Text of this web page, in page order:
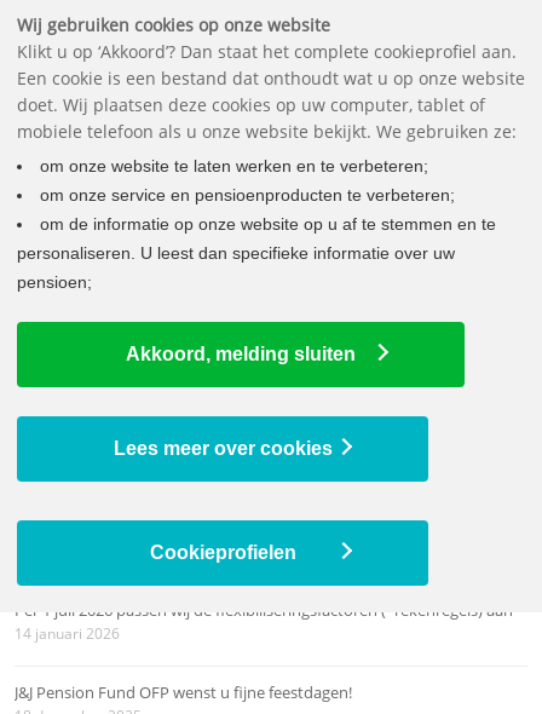
Downloads Vragen Contact
Uw pensioen wordt verhoogd
9 juli 2026
Bedrag ineens bij pensionering vanaf 2029 mogelijk
Uw jaaropgave staat voor u klaar
Per 1 juli 2026 passen wij de flexibiliseringsfactoren (=rekenregels) aan
14 januari 2026
J&J Pension Fund OFP wenst u fijne feestdagen!
Wij gebruiken cookies op onze website
Klikt u op ‘Akkoord’? Dan staat het complete cookieprofiel aan.
Een cookie is een bestand dat onthoudt wat u op onze website
doet. Wij plaatsen deze cookies op uw computer, tablet of
mobiele telefoon als u onze website bekijkt. We gebruiken ze:
om onze website te laten werken en te verbeteren;
om onze service en pensioenproducten te verbeteren;
om de informatie op onze website op u af te stemmen en te
personaliseren. U leest dan specifieke informatie over uw
pensioen;
Akkoord, melding sluiten
Lees meer over cookies
Cookieprofielen